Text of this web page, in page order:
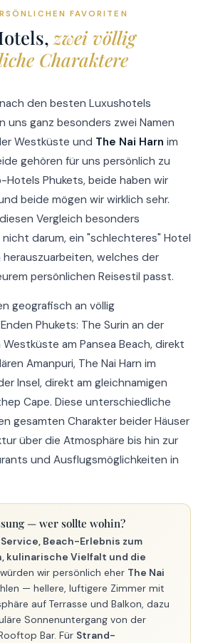
FAVORITEN
zwei völlig
Charaktere
den besten Luxushotels
uns ganz besonders zwei Namen
Westküste und The Nai Harn im
gehören für uns persönlich zu
Phukets, beide haben wir
beide mögen wir wirklich sehr.
Vergleich besonders
darum, ein "schlechteres" Hotel
welches der
persönlichen Reisestil passt.
geografisch an völlig
Phukets: The Surin an der
am Pansea Beach, direkt
Amanpuri, The Nai Harn im
Insel, direkt am gleichnamigen
Cape. Diese unterschiedliche
gesamten Charakter beider Häuser
über die Atmosphäre bis hin zur
und Ausflugsmöglichkeiten in
— wer sollte wohin?
Service, Beach-Erlebnis zum
kulinarische Vielfalt und die
würden wir persönlich eher The Nai
— hellere, luftigere Zimmer mit
auf Terrasse und Balkon, dazu
Sonnenuntergang von der
Bar. Für Strand-